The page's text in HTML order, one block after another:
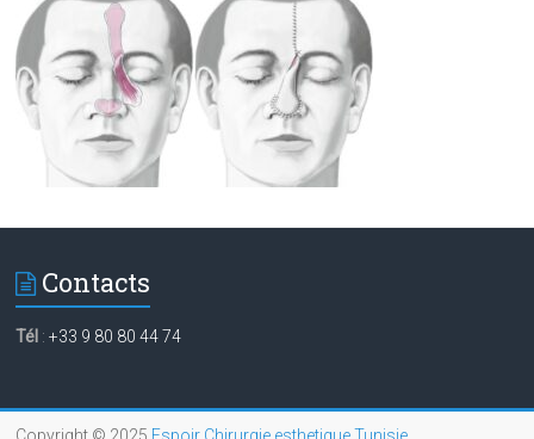
Contacts
Tél :+33 9 80 80 44 74